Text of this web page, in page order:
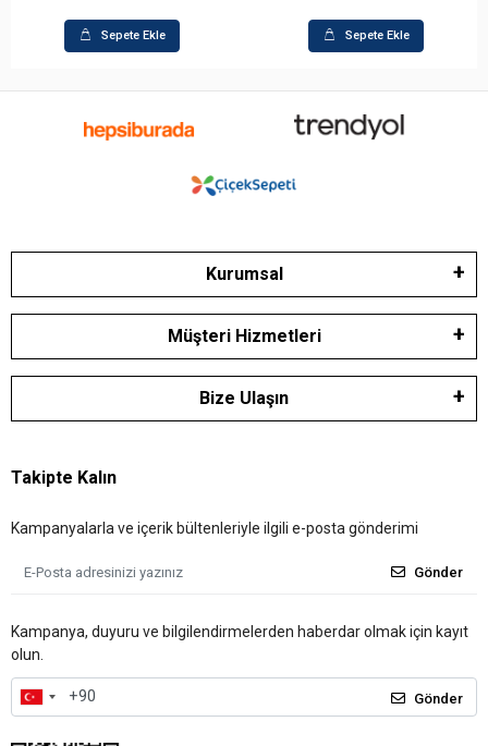
Sepete Ekle Sepete Ekle
Kurumsal
Müşteri Hizmetleri
Bize Ulaşın
Takipte Kalın
Kampanyalarla ve içerik bültenleriyle ilgili e-posta gönderimi
Gönder
Kampanya, duyuru ve bilgilendirmelerden haberdar olmak için kayıt
olun.
Gönder